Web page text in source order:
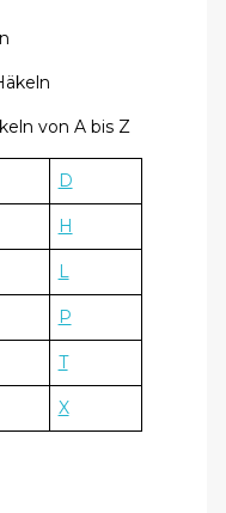
von A bis Z
D
H
L
P
T
X